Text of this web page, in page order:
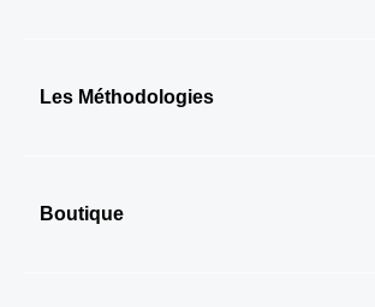
Les Méthodologies
Boutique